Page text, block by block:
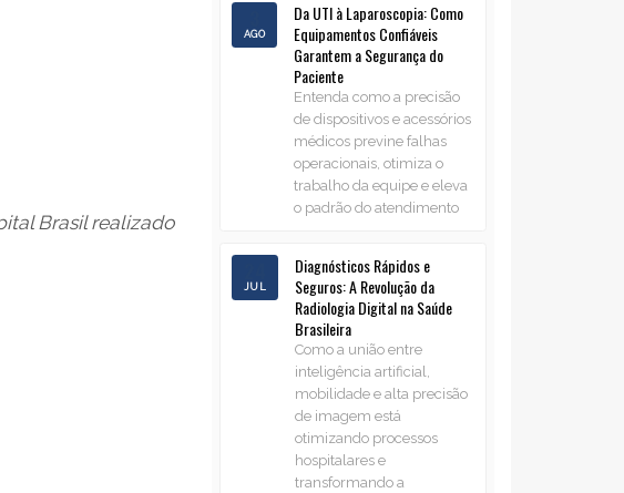
Brasil realizado
AGO
Da UTI à Laparoscopia: Como
Equipamentos Confiáveis
Garantem a Segurança do
Paciente
Entenda como a precisão
de dispositivos e acessórios
médicos previne falhas
operacionais, otimiza o
trabalho da equipe e eleva
o padrão do atendimento
JUL
Diagnósticos Rápidos e
Seguros: A Revolução da
Radiologia Digital na Saúde
Brasileira
Como a união entre
inteligência artificial,
mobilidade e alta precisão
de imagem está
otimizando processos
hospitalares e
transformando a